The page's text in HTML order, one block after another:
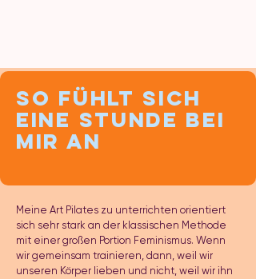
So fühlt sich
eine Stunde bei
mir an
Meine Art Pilates zu unterrichten orientiert
sich sehr stark an der klassischen Methode
mit einer großen Portion Feminismus. Wenn
wir gemeinsam trainieren, dann, weil wir
unseren Körper lieben und nicht, weil wir ihn